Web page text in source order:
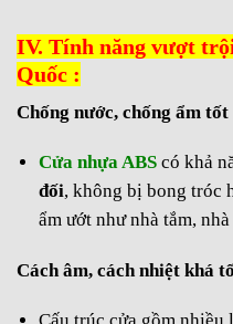
IV. Tính năng vượt
Quốc :
Chống nước, chống ẩm tốt
Cửa nhựa ABScó khả
đối, không bị bong tróc
ẩm ướt như nhà tắm,
Cách âm, cách nhiệt khá